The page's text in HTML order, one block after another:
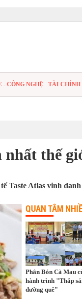
- CÔNG NGHỆ TÀI CHÍNH
nhất thế
Taste Atlas vinh
QUAN TÂM
Phân Bón Cà Mau
hành trình "Thắp
đường quê"